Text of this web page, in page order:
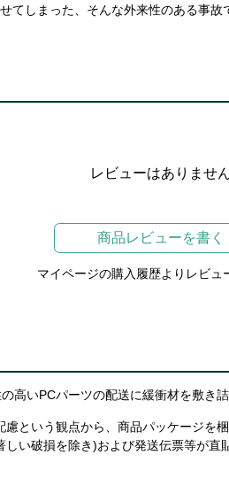
てしまった、そんな外来性のある事
レビューはありませ
商品レビューを書く
マイページの購入履歴よりレビュ
高いPCパーツの配送に緩衝材を敷き
という観点から、商品パッケージ
い破損を除き)および発送伝票等が